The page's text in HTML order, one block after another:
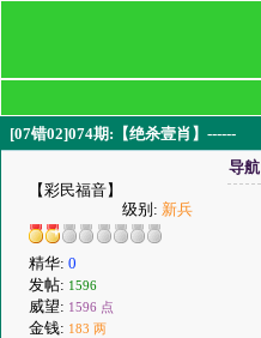
[07错02]074期:【绝杀壹肖】------
【彩民福音】
级别: 新兵
精华: 0
发帖: 1596
威望: 1596 点
金钱: 183 两
导航